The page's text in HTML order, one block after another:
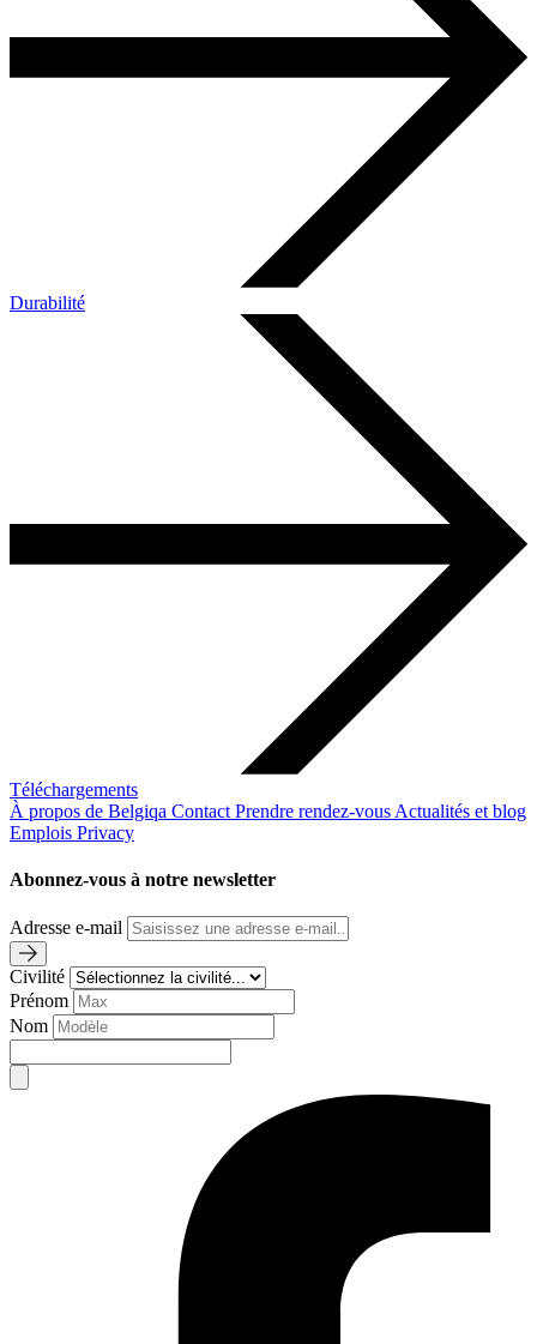
Durabilité
Téléchargements
À propos de Belgiqa Contact Prendre rendez-vous Actualités et blog
Emplois Privacy
Abonnez-vous à notre newsletter
Adresse e-mail
Civilité
Prénom
Nom